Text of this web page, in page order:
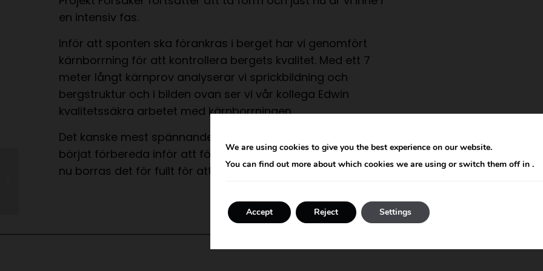
en intensiv fas.
Inför att sponten ska förankras i berget har vi genomfört
kärnborrning för att kontrollera bergets kvalitet. Med ett 7
meter långt kärnprov analyserar vi sprickbildning och
bergstruktur och i bilden ovan ser vi vår kollega Edwin
kvalitetssäkra arbetet med kärnborrningen.
Det kanske mest spännande som händer är att vi även
börjat förbereda inför att förankra sponten i berget och just
nu borras det för fullt för att kunna förankra rören i berget.
Miljöteknisk
We are using cookies to give you the best experience on our website.
You can find out more about which cookies we are using or switch them off in .
Accept Reject Settings